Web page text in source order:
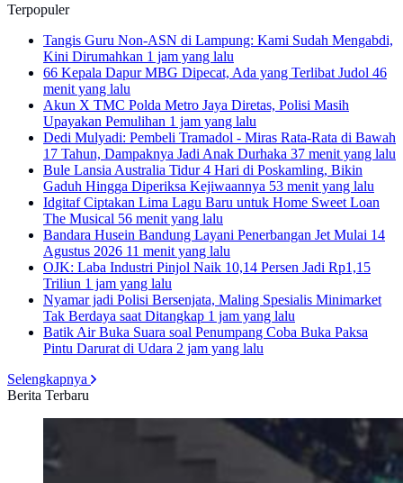
Terpopuler
Tangis Guru Non-ASN di Lampung: Kami Sudah Mengabdi,
Kini Dirumahkan 1 jam yang lalu
66 Kepala Dapur MBG Dipecat, Ada yang Terlibat Judol 46
menit yang lalu
Akun X TMC Polda Metro Jaya Diretas, Polisi Masih
Upayakan Pemulihan 1 jam yang lalu
Dedi Mulyadi: Pembeli Tramadol - Miras Rata-Rata di Bawah
17 Tahun, Dampaknya Jadi Anak Durhaka 37 menit yang lalu
Bule Lansia Australia Tidur 4 Hari di Poskamling, Bikin
Gaduh Hingga Diperiksa Kejiwaannya 53 menit yang lalu
Idgitaf Ciptakan Lima Lagu Baru untuk Home Sweet Loan
The Musical 56 menit yang lalu
Bandara Husein Bandung Layani Penerbangan Jet Mulai 14
Agustus 2026 11 menit yang lalu
OJK: Laba Industri Pinjol Naik 10,14 Persen Jadi Rp1,15
Triliun 1 jam yang lalu
Nyamar jadi Polisi Bersenjata, Maling Spesialis Minimarket
Tak Berdaya saat Ditangkap 1 jam yang lalu
Batik Air Buka Suara soal Penumpang Coba Buka Paksa
Pintu Darurat di Udara 2 jam yang lalu
Selengkapnya
Berita Terbaru